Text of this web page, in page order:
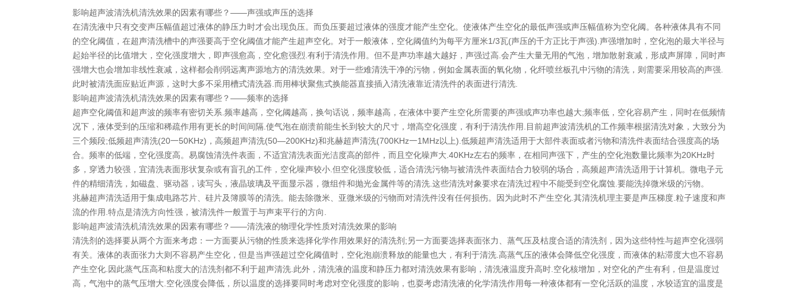
影响超声波清洗机清洗效果的因素有哪些？——声强或声压的选择
在清洗液中只有交变声压幅值超过液体的静压力时才会出现负压。而负压要超过液体的强度才能产生空化。使液体产生空化的最低声强或声压幅值称为空化阈。各种液体具有不同
的空化阈值，在超声清洗槽中的声强要高于空化阈值才能产生超声空化。对于一般液体，空化阈值约为每平方厘米1/3瓦(声压的千方正比于声强).声强增加时，空化泡的最大半径与
起始半径的比值增大，空化强度增大，即声强愈高，空化愈强烈.有利于清洗作用。但不是声功率越大越好，声强过高.会产生大量无用的气泡，增加散射衰减，形成声屏障，同时声
强增大也会增加非线性衰减，这样都会削弱远离声源地方的清洗效果。对于一些难清洗干净的污物，例如金属表面的氧化物，化纤喷丝板孔中污物的清洗，则需要采用较高的声强.
此时被清洗面应贴近声源，这时大多不采用槽式清洗器.而用棒状聚焦式换能器直接插入清洗液靠近清洗件的表面进行清洗.
影响超声波清洗机清洗效果的因素有哪些？——频率的选择
超声空化阈值和超声波的频率有密切关系.频率越高，空化阈越高，换句话说，频率越高，在液体中要产生空化所需要的声强或声功率也越大;频率低，空化容易产生，同时在低频情
况下，液体受到的压缩和稀疏作用有更长的时间间隔.使气泡在崩溃前能生长到较大的尺寸，增高空化强度，有利于清洗作用.目前超声波清洗机的工作频率根据清洗对象，大致分为
三个频段;低频超声清洗(20一50KHz)，高频超声清洗(50—200KHz)和兆赫超声清洗(700KHz一1MHz以上).低频超声清洗适用于大部件表面或者污物和清洗件表面结合强度高的场
合。频率的低端，空化强度高。易腐蚀清洗件表面，不适宜清洗表面光洁度高的部件，而且空化噪声大.40KHz左右的频率，在相同声强下，产生的空化泡数量比频率为20KHz时
多，穿透力较强，宜清洗表面形状复杂或有盲孔的工件，空化噪声较小.但空化强度较低，适合清洗污物与被清洗件表面结合力较弱的场合，高频超声清洗适用于计算机。微电子元
件的精细清洗，如磁盘、驱动器，读写头，液晶玻璃及平面显示器，微组件和抛光金属件等的清洗.这些清洗对象要求在清洗过程中不能受到空化腐蚀.要能洗掉微米级的污物。
兆赫超声清洗适用于集成电路芯片、硅片及簿膜等的清洗。能去除微米、亚微米级的污物而对清洗件没有任何损伤。因为此时不产生空化.其清洗机理主要是声压梯度.粒子速度和声
流的作用.特点是清洗方向性强，被清洗件一般置于与声束平行的方向.
影响超声波清洗机清洗效果的因素有哪些？——清洗液的物理化学性质对清洗效果的影响
清洗剂的选择要从两个方面来考虑：一方面要从污物的性质来选择化学作用效果好的清洗剂;另一方面要选择表面张力、蒸气压及枯度合适的清洗剂，因为这些特性与超声空化强弱
有关。液体的表面张力大则不容易产生空化，但是当声强超过空化阈值时，空化泡崩溃释放的能量也大，有利于清洗.高蒸气压的液体会降低空化强度，而液体的粘滞度大也不容易
产生空化.因此蒸气压高和粘度大的洁洗剂都不利于超声清洗.此外，清洗液的温度和静压力都对清洗效果有影响，清洗液温度升高时.空化核增加，对空化的产生有利，但是温度过
高，气泡中的蒸气压增大.空化强度会降低，所以温度的选择要同时考虑对空化强度的影响，也耍考虑清洗液的化学清洗作用每一种液体都有一空化活跃的温度，水较适宜的温度是